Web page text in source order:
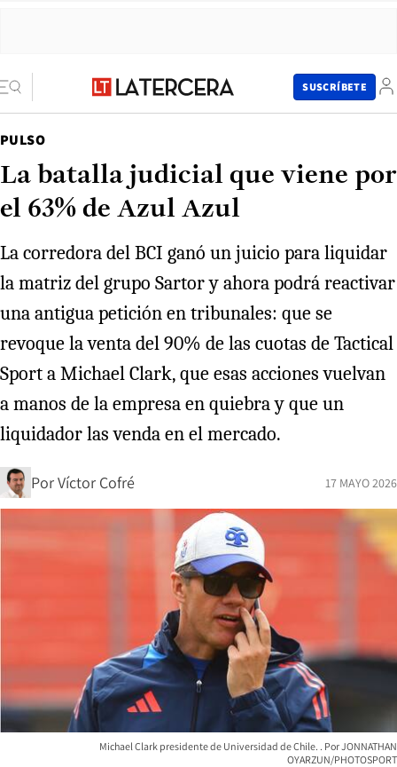
SUSCRÍBETE
PULSO
La batalla judicial que viene por
el 63% de Azul Azul
La corredora del BCI ganó un juicio para liquidar
la matriz del grupo Sartor y ahora podrá reactivar
una antigua petición en tribunales: que se
revoque la venta del 90% de las cuotas de Tactical
Sport a Michael Clark, que esas acciones vuelvan
a manos de la empresa en quiebra y que un
liquidador las venda en el mercado.
PorVíctor Cofré 17 MAYO 2026
Michael Clark presidente de Universidad de Chile.
JONNATHAN
OYARZUN/PHOTOSPORT